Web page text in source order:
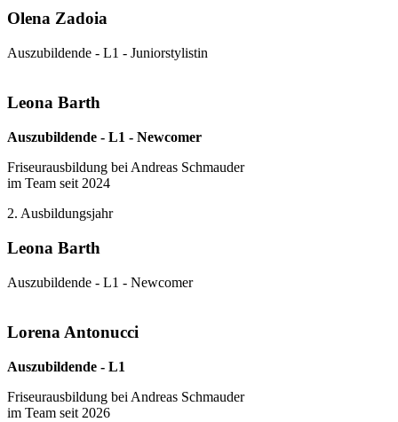
Olena Zadoia
Auszubildende - L1 - Juniorstylistin
Leona Barth
Auszubildende - L1 - Newcomer
Friseurausbildung bei Andreas Schmauder
im Team seit 2024
2. Ausbildungsjahr
Leona Barth
Auszubildende - L1 - Newcomer
Lorena Antonucci
Auszubildende - L1
Friseurausbildung bei Andreas Schmauder
im Team seit 2026